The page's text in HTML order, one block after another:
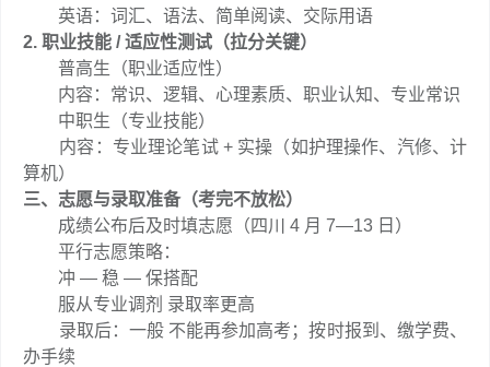
英语：词汇、语法、简单阅读、交际用语
2. 职业技能 / 适应性测试（拉分关键）
普高生（职业适应性）
内容：常识、逻辑、心理素质、职业认知、专业常识
中职生（专业技能）
内容：专业理论笔试 + 实操（如护理操作、汽修、计
算机）
三、志愿与录取准备（考完不放松）
成绩公布后及时填志愿（四川 4 月 7—13 日）
平行志愿策略：
冲 — 稳 — 保搭配
服从专业调剂 录取率更高
录取后：一般 不能再参加高考；按时报到、缴学费、
办手续